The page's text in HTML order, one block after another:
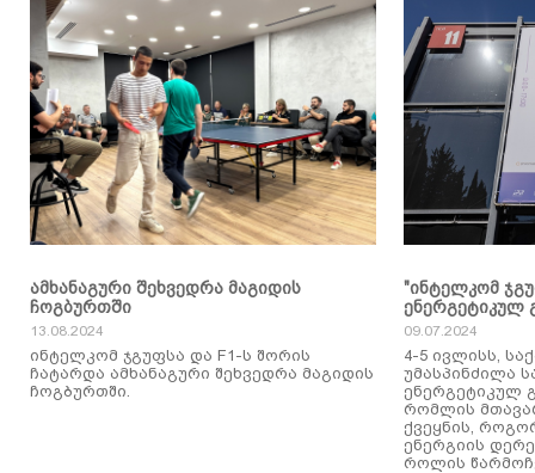
ამხანაგური შეხვედრა მაგიდის
ჩოგბურთში
13.08.2024
ინტელკომ ჯგუფსა და F1-ს შორის
ჩატარდა ამხანაგური შეხვედრა მაგიდის
ჩოგბურთში.
"ინტელკომ
ენერგეტიკულ
09.07.2024
4-5 ივლისს,
უმასპინძილა
ენერგეტიკულ
რომლის
ქვეყნის,
ენერგიის
როლის